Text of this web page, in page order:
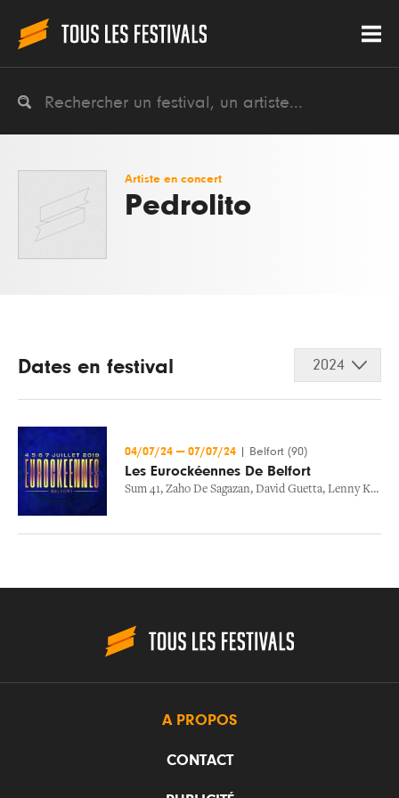
Artiste en concert
Pedrolito
Dates en festival 2024
04/07/24 — 07/07/24 Belfort (90)
Les Eurockéennes De Belfort
Sum 41, Zaho De Sagazan, David Guetta, Lenny Kravitz
A PROPOS
CONTACT